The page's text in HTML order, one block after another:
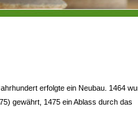
erfolgte ein Neubau. 1464
gewährt, 1475 ein Ablass durch das